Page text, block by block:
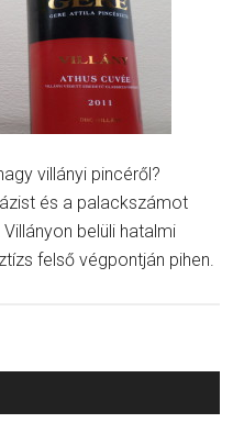
villányi pincéről?
és a palackszámot
belüli hatalmi
felső végpontján pihen.